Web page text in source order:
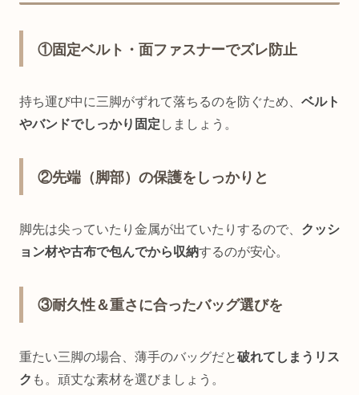
①固定ベルト・面ファスナーでズレ防止
持ち運び中に三脚がずれて落ちるのを防ぐため、 ベルト
やバンドでしっかり固定 しましょう。
②先端（脚部）の保護をしっかりと
脚先は尖っていたり金属が出ていたりするので、 クッシ
ョン材や古布で包んでから収納するのが安心。
③耐久性＆重さに合ったバッグ選びを
重たい三脚の場合、薄手のバッグだと破れてしまうリス
ク も。頑丈な素材を選びましょう。